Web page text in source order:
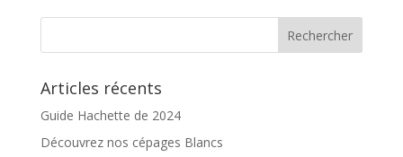
Articles récents
Guide Hachette de 2024
Découvrez nos cépages Blancs